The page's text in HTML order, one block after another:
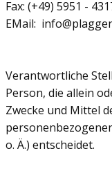
Fax: (+49) 5951 -
EMail:
Verantwortliche
Person, die allein
Zwecke und Mittel
o. Ä.) entscheidet.